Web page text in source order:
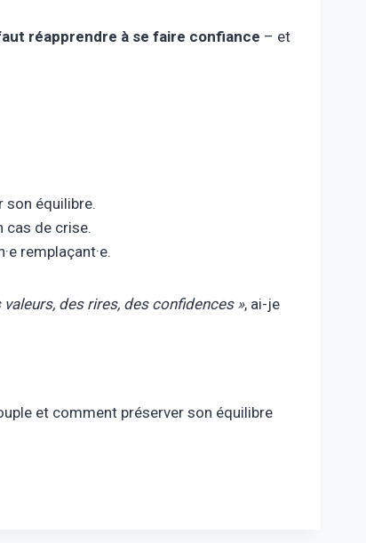
réapprendre à se faire confiance – et
son équilibre.
cas de crise.
remplaçant·e.
valeurs, des rires, des confidences », ai-je
et comment préserver son équilibre